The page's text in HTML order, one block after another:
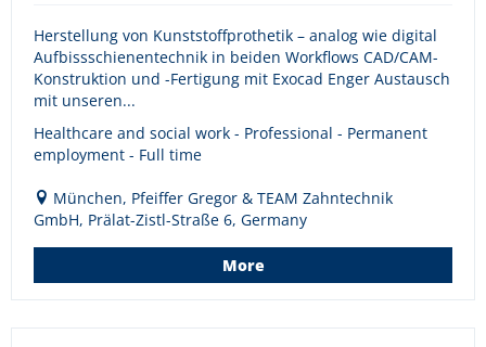
Herstellung von Kunststoffprothetik – analog wie digital
Aufbissschienentechnik in beiden Workflows CAD/CAM-
Konstruktion und -Fertigung mit Exocad Enger Austausch
mit unseren...
Healthcare and social work - Professional - Permanent
employment - Full time
München, Pfeiffer Gregor & TEAM Zahntechnik
GmbH, Prälat-Zistl-Straße 6, Germany
More